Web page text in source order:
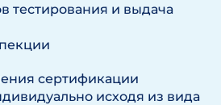
тестирования и выдача
сертификации
исходя из вида